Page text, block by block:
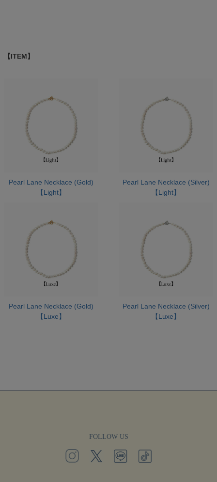
【ITEM】
Pearl Lane Necklace (Gold)
【Light】
Pearl Lane Necklace (Silver)
【Light】
Pearl Lane Necklace (Gold)
【Luxe】
Pearl Lane Necklace (Silver)
【Luxe】
FOLLOW US